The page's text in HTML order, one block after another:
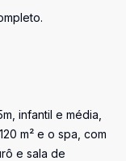
infantil e média,
m² e o spa, com
e sala de